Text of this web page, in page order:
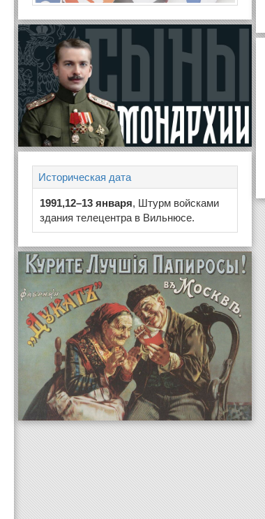
Историческая дата
1991,12–13 января, Штурм войсками
здания телецентра в Вильнюсе.